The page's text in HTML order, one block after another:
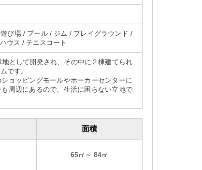
び場 / プール / ジム / プレイグラウンド /
ウス / テニスコート
として開発され、その中に２棟建てられ
です。
ョッピングモールやホーカーセンターに
周辺にあるので、生活に困らない立地で
面積
65㎡～ 84㎡